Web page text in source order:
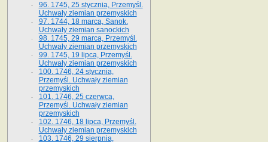
96. 1745, 25 stycznia, Przemyśl.
Uchwały ziemian przemyskich
97. 1744, 18 marca, Sanok.
Uchwały ziemian sanockich
98. 1745, 29 marca, Przemyśl.
Uchwały ziemian przemyskich
99. 1745, 19 lipca, Przemyśl.
Uchwały ziemian przemyskich
100. 1746, 24 stycznia,
Przemyśl. Uchwały ziemian
przemyskich
101. 1746, 25 czerwca,
Przemyśl. Uchwały ziemian
przemyskich
102. 1746, 18 lipca, Przemyśl.
Uchwały ziemian przemyskich
103. 1746, 29 sierpnia,